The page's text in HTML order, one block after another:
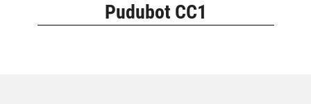
Pudubot CC1